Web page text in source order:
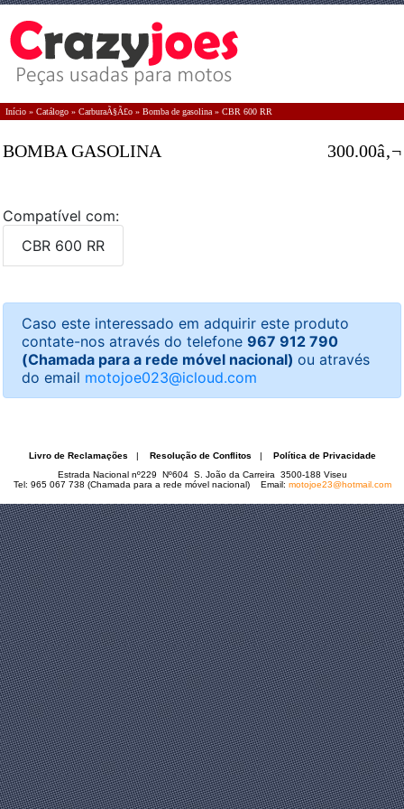
Início » Catálogo » CarburaÃ§Ã£o » Bomba de gasolina » CBR 600 RR
BOMBA GASOLINA 300.00â‚¬
Compatível com:
CBR 600 RR
Caso este interessado em adquirir este produto
contate-nos através do telefone 967 912 790
(Chamada para a rede móvel nacional) ou através
do email motojoe023@icloud.com
Livro de Reclamações | Resolução de Conflitos | Política de Privacidade
Estrada Nacional nº229 Nº604 S. João da Carreira 3500-188 Viseu
Tel: 965 067 738 (Chamada para a rede móvel nacional) Email: motojoe23@hotmail.com